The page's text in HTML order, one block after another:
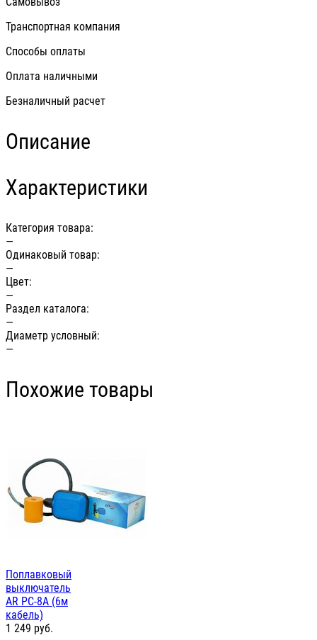
Транспортная компания
Способы оплаты
Оплата наличными
Безналичный расчет
Описание
Характеристики
Категория товара:
—
Одинаковый товар:
—
Цвет:
—
Раздел каталога:
—
Диаметр условный:
—
Похожие товары
Поплавковый
выключатель
AR PC-8A (6м
кабель)
1 249 руб.